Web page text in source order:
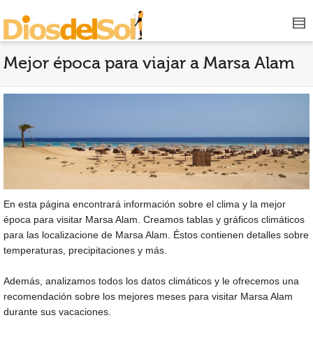
Mejor época para viajar a Marsa Alam
En esta página encontrará información sobre el clima y la mejor
época para visitar Marsa Alam. Creamos tablas y gráficos climáticos
para las localizacione de Marsa Alam. Éstos contienen detalles sobre
temperaturas, precipitaciones y más.
Además, analizamos todos los datos climáticos y le ofrecemos una
recomendación sobre los mejores meses para visitar Marsa Alam
durante sus vacaciones.